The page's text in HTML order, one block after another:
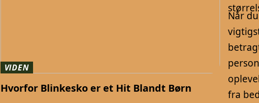
VIDEN
Hvorfor Blinkesko er et Hit Blandt Børn
Når
fra